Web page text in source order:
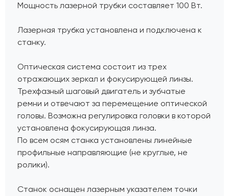
Мощность лазерной трубки составляет 100 Вт.
Лазерная трубка установлена и подключена к
станку.
Оптическая система состоит из трех
отражающих зеркал и фокусирующей линзы.
Трехфазный шаговый двигатель и зубчатые
ремни и отвечают за перемещение оптической
головы. Возможна регулировка головки в которой
установлена фокусирующая линза.
По всем осям станка установлены линейные
профильные направляющие (не круглые, не
ролики).
Станок оснащен лазерным указателем точки